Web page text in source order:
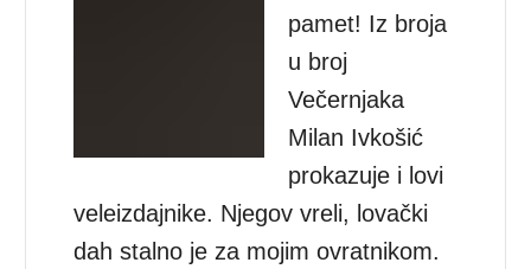
pamet! Iz broja
u broj
Večernjaka
Milan Ivkošić
prokazuje i lovi
veleizdajnike. Njegov vreli, lovački
dah stalno je za mojim ovratnikom.